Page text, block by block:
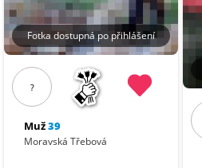
Fotka dostupná po přihlášení
?
Muž39
Moravská Třebová